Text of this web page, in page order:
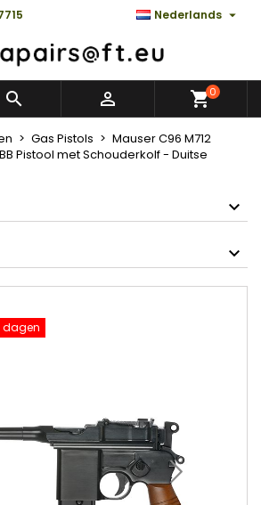
Nederlands 
  0
Gas Pistols
Mauser C96 M712
Pistool met Schouderkolf - Duitse
dagen